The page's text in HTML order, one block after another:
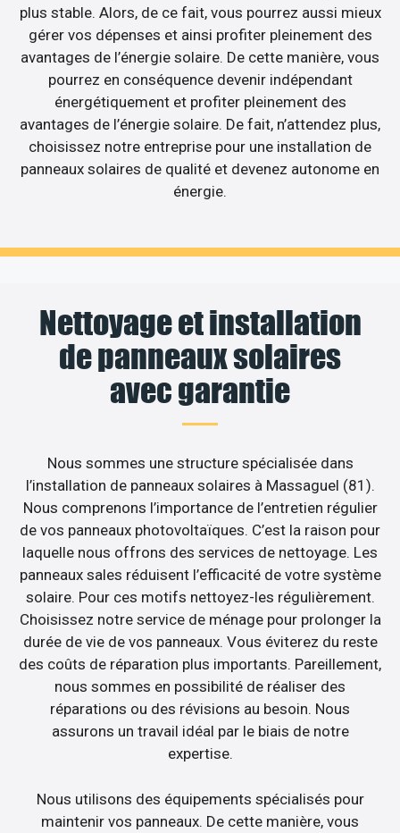
plus stable. Alors, de ce fait, vous pourrez aussi mieux
gérer vos dépenses et ainsi profiter pleinement des
avantages de l’énergie solaire. De cette manière, vous
pourrez en conséquence devenir indépendant
énergétiquement et profiter pleinement des
avantages de l’énergie solaire. De fait, n’attendez plus,
choisissez notre entreprise pour une installation de
panneaux solaires de qualité et devenez autonome en
énergie.
Nettoyage et installation
de panneaux solaires
avec garantie
Nous sommes une structure spécialisée dans
l’installation de panneaux solaires à Massaguel (81).
Nous comprenons l’importance de l’entretien régulier
de vos panneaux photovoltaïques. C’est la raison pour
laquelle nous offrons des services de nettoyage. Les
panneaux sales réduisent l’efficacité de votre système
solaire. Pour ces motifs nettoyez-les régulièrement.
Choisissez notre service de ménage pour prolonger la
durée de vie de vos panneaux. Vous éviterez du reste
des coûts de réparation plus importants. Pareillement,
nous sommes en possibilité de réaliser des
réparations ou des révisions au besoin. Nous
assurons un travail idéal par le biais de notre
expertise.
Nous utilisons des équipements spécialisés pour
maintenir vos panneaux. De cette manière, vous